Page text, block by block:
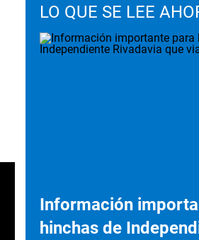
LO QUE SE LEE
Información
hinchas de